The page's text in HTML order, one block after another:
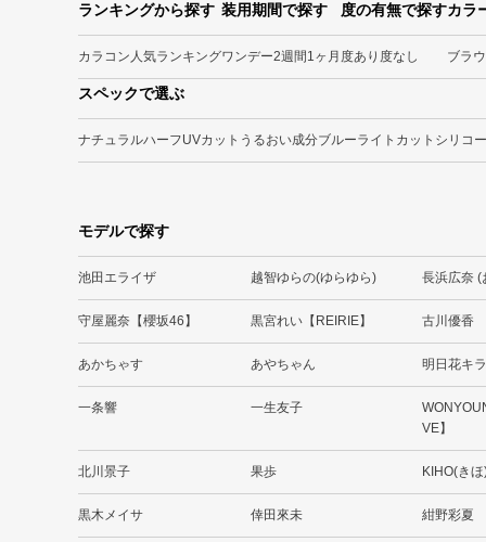
ランキングから探す
カラコン人気ランキング
装用期間で探す
ワンデー2週間 1ヶ月
度の有無で探す
度あり 度なし
カラ
ブラ
スペックで選ぶ
ナチュラルハーフUVカット うるおい成分ブルーライトカット シリコ
モデルで探す
池田エライザ 越智ゆらの(ゆらゆら) 長浜広奈 (
守屋麗奈【櫻坂46】 黒宮れい【REIRIE】 古川優香
あかちゃす あやちゃん 明日花キ
一条響 一生友子
VE】
北川景子 果歩 KIHO(き
黒木メイサ 倖田來未 紺野彩夏